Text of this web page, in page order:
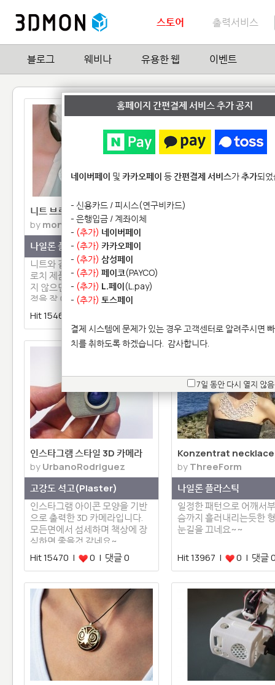
스토어 출력서비스
블로그 웨비나 유용한 웹 이벤트
니트 브로치
bymonocircus
나일론 플라스틱
니트와 같은 패턴으로 출력된 브
로치 제품 입니다. 패턴이 복잡하
지 않으면서도 3D 프린팅만의 장
점을 잘 이용한 제품 입니다.&n…
Hit 15461 |
O.vulgaris 반지
인스타그램 스타일 3D 카메라
byUrbanoRodriguez
고강도 석고(Plaster)
인스타그램 아이콘 모양을 기반
으로 출력한 3D 카메라입니다.
모든면에서 섬세하며 책상에 장
식하면 좋을것 같네요~
Hit 15470 |
0 | 댓글 0
Konzentrat necklace
byThreeForm
나일론 플라스틱
일정한 패턴으로 어깨서
슴까지 흘러내리는듯한
눈길을 끄네요~~
Hit 13967 | 0 | 댓글
홈페이지 간편결제 서비스 추가 공지
네이버페이 및 카카오페이 등간편결제 서비스가추가되
- 신용카드 / 피시스(연구비카드)
- 은행입금 / 계좌이체
- (추가) 네이버페이
- (추가) 카카오페이
- (추가) 삼성페이
- (추가) 페이코(PAYCO)
- (추가) L.페이(L.pay)
- (추가) 토스페이
결제 시스템에 문제가 있는 경우 고객센터로 알려주시면
치를 취하도록 하겠습니다. 감사합니다.
7일 동안 다시 열지 않음